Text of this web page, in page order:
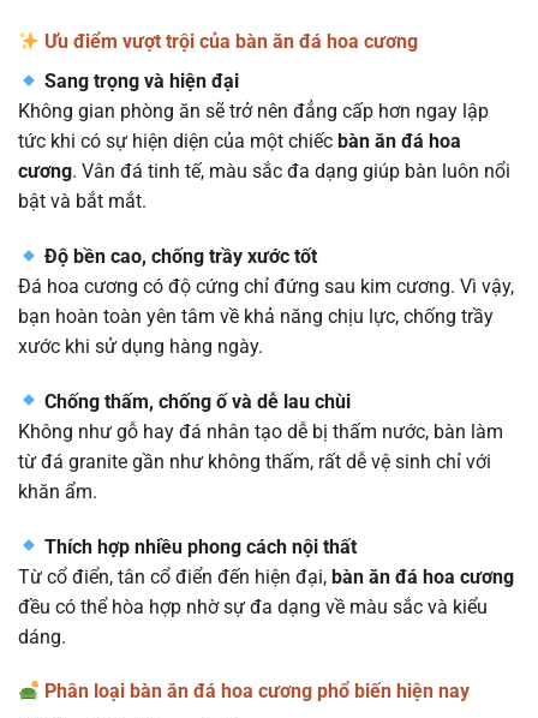
Ưu điểm vượt trội của bàn ăn đá hoa cương
Sang trọng và hiện đại
Không gian phòng ăn sẽ trở nên đẳng cấp hơn ngay lập
tức khi có sự hiện diện của một chiếc bàn ăn đá hoa
cương. Vân đá tinh tế, màu sắc đa dạng giúp bàn luôn nổi
bật và bắt mắt.
Độ bền cao, chống trầy xước tốt
Đá hoa cương có độ cứng chỉ đứng sau kim cương. Vì vậy,
bạn hoàn toàn yên tâm về khả năng chịu lực, chống trầy
xước khi sử dụng hàng ngày.
Chống thấm, chống ố và dễ lau chùi
Không như gỗ hay đá nhân tạo dễ bị thấm nước, bàn làm
từ đá granite gần như không thấm, rất dễ vệ sinh chỉ với
khăn ẩm.
Thích hợp nhiều phong cách nội thất
Từ cổ điển, tân cổ điển đến hiện đại, bàn ăn đá hoa cương
đều có thể hòa hợp nhờ sự đa dạng về màu sắc và kiểu
dáng.
Phân loại bàn ăn đá hoa cương phổ biến hiện nay